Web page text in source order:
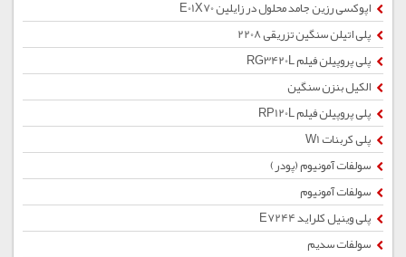
اپوکسی رزین جامد محلول در زایلین E01X70
پلی اتیلن سنگین تزریقی 2208
پلی پروپیلن فیلم RG3420L
الکیل بنزن سنگین
پلی پروپیلن فیلم RP120L
پلی کربنات W1
سولفات آمونیوم (پودر)
سولفات آمونیوم
پلی وینیل کلراید E7244
سولفات سدیم